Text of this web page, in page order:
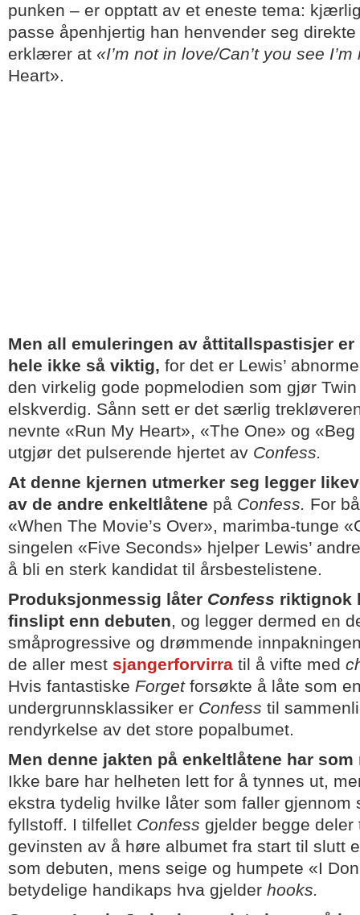
punken – er opptatt av et eneste tema:
passe åpenhjertig han henvender seg
erklærer at «I’m not in love/Can’t you see
Heart».
Men all emuleringen av åttitallspastisjer
hele ikke så viktig, for det er Lewis’
den virkelig gode popmelodien som gjør
elskverdig. Sånn sett er det særlig
nevnte «Run My Heart», «The One» og
utgjør det pulserende hjertet av Confess.
At denne kjernen utmerker seg legger
av de andre enkeltlåtene på Confess. For
«When The Movie’s Over», marimba-tunge
singelen «Five Seconds» hjelper Lewis’
å bli en sterk kandidat til årsbestelistene.
Produksjonmessig låter Confess riktignok
finslipt enn debuten, og legger dermed en
småprogressive og drømmende
de aller mest sjangerforvirra til å vifte med
Hvis fantastiske Forget forsøkte å låte som
undergrunnsklassiker er Confess til
rendyrkelse av det store popalbumet.
Men denne jakten på enkeltlåtene har
Ikke bare har helheten lett for å tynnes ut,
ekstra tydelig hvilke låter som faller gjennom
fyllstoff. I tilfellet Confess gjelder begge
gevinsten av å høre albumet fra start til slutt
som debuten, mens seige og humpete «I
betydelige handikaps hva gjelder hooks.